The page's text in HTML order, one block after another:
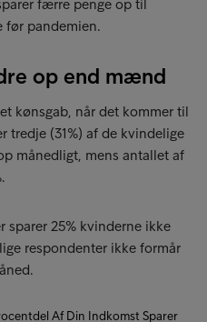
færre penge op til
før pandemien.
op end mænd
kønsgab, når det kommer til
tredje (31%) af de kvindelige
månedligt, mens antallet af
sparer 25% kvinderne ikke
respondenter ikke formår